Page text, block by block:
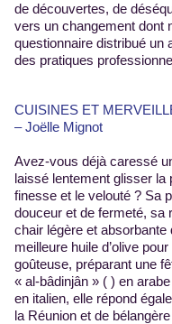
de découvertes, de
vers un changement dont
questionnaire distribué un
des pratiques
CUISINES ET MERVEILLES : MELONGENE, UNE ENIGME
– Joëlle Mignot
Avez-vous déjà caressé
laissé lentement glisser la
finesse et le velouté ? Sa
douceur et de fermeté, sa
chair légère et absorbante
meilleure huile d’olive
goûteuse, préparant une
« al-bâdinjân » ( ) en
en italien, elle répond
la Réunion et de